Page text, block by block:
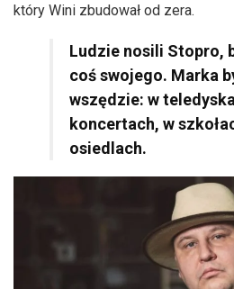
który Wini zbudował od zera.
Ludzie nosili Stopro,
coś swojego. Marka
wszędzie: w
koncertach, w
osiedlach.